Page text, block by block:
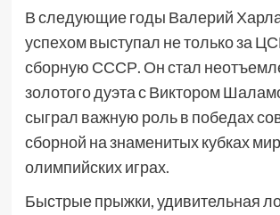
В следующие годы Валерий
успехом выступал не только за
сборную СССР. Он стал
золотого дуэта с Виктором
сыграл важную роль в победах
сборной на знаменитых кубках
олимпийских играх.
Быстрые прыжки, удивительная